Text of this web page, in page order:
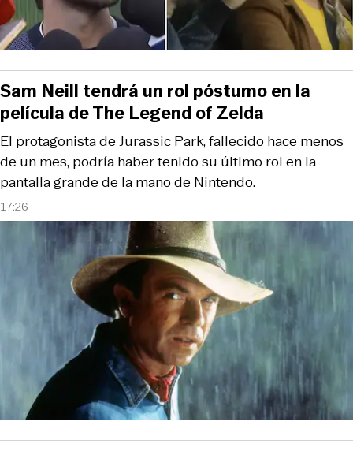
17:26
El protagonista de Jurassic Park, fallecido hace menos
de un mes, podría haber tenido su último rol en la
pantalla grande de la mano de Nintendo.
Sam Neill tendrá un rol póstumo en la
película de The Legend of Zelda